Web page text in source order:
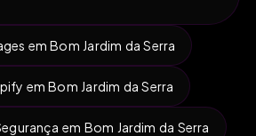
em Bom Jardim da Serra
em Bom Jardim da Serra
em Bom Jardim da Serra